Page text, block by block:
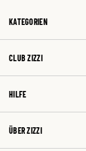
KATEGORIEN
CLUB ZIZZI
HILFE
ÜBER ZIZZI